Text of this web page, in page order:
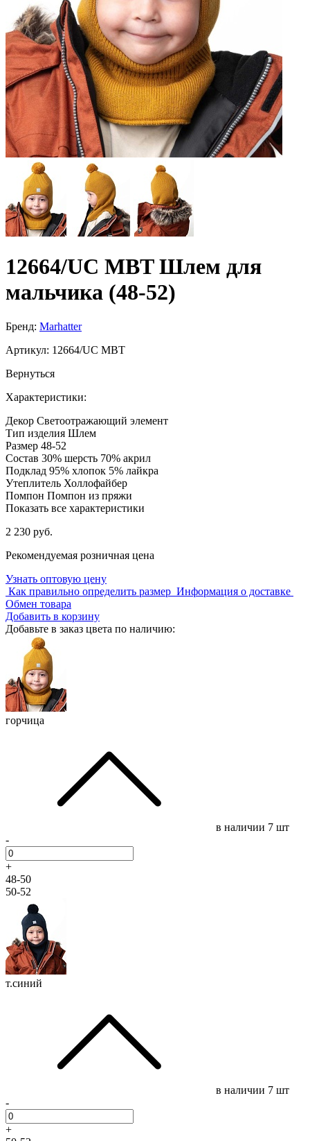
12664/UC MBT Шлем для
мальчика (48-52)
Бренд: Marhatter
Артикул: 12664/UC MBT
Вернуться
Характеристики:
Декор Светоотражающий элемент
Тип изделия Шлем
Размер 48-52
Состав 30% шерсть 70% акрил
Подклад 95% хлопок 5% лайкра
Утеплитель Холлофайбер
Помпон Помпон из пряжи
Показать все характеристики
2 230 руб.
Рекомендуемая розничная цена
Узнать оптовую цену
Как правильно определить размер Информация о доставке
Обмен товара
Добавить в корзину
Добавьте в заказ цвета по наличию:
горчица
в наличии 7 шт
-
+
48-50
50-52
т.синий
в наличии 7 шт
-
+